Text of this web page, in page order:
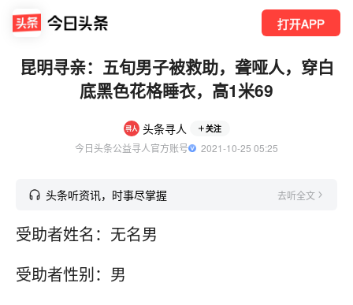
打开APP
昆明寻亲：五旬男子被救助，聋哑人，穿白
底黑色花格睡衣，高1米69
头条寻人 关注
今日头条公益寻人官方账号
  2021-10-25 05:25
头条听资讯，时事尽掌握 去听全文
受助者姓名：无名男
受助者性别：男